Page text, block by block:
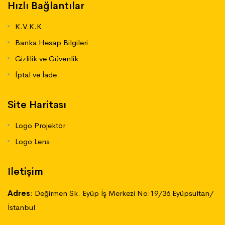
Hızlı Bağlantılar
K.V.K.K
Banka Hesap Bilgileri
Gizlilik ve Güvenlik
İptal ve İade
Site Haritası
Logo Projektör
Logo Lens
İletişim
Adres: Değirmen Sk. Eyüp İş Merkezi No:19/36 Eyüpsultan/
İstanbul